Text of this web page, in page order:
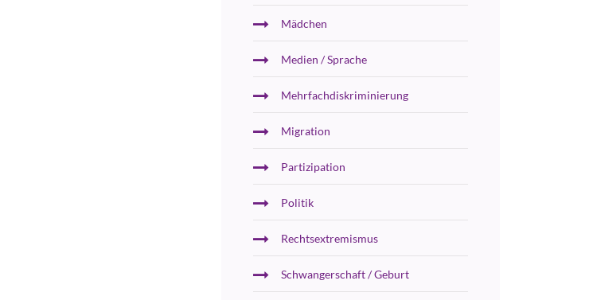
Mädchen
Medien / Sprache
Mehrfachdiskriminierung
Migration
Partizipation
Politik
Rechtsextremismus
Schwangerschaft / Geburt